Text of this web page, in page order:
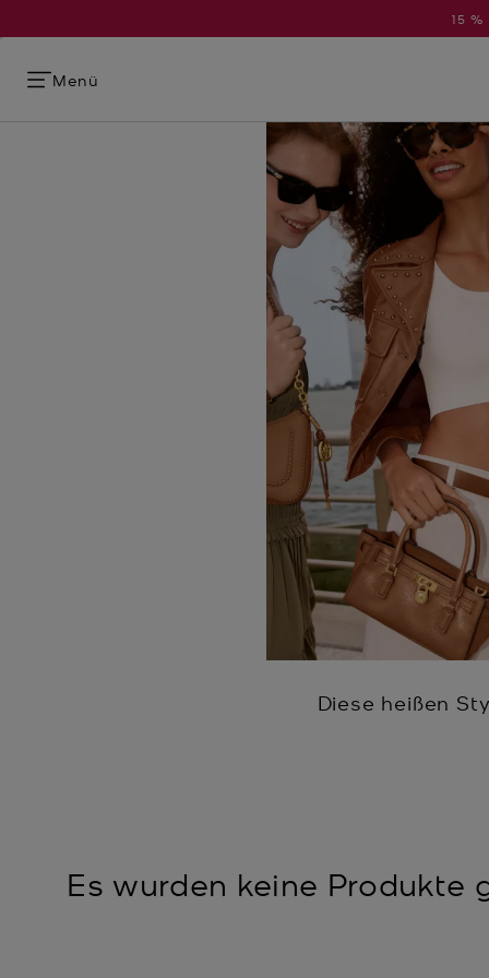
15
Menü
Diese heißen
Es wurden keine Produkte